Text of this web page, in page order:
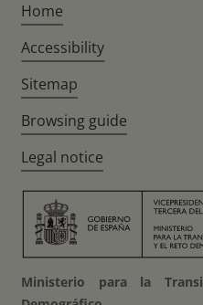
Home
Accessibility
Sitemap
Browsing guide
Legal notice
Ministerio para la